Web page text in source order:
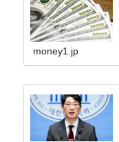
money1.jp